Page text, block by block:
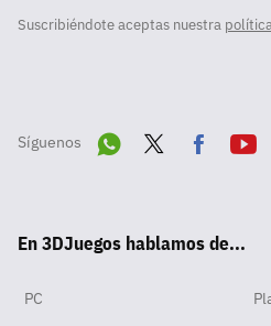
Suscribiéndote aceptas nuestra
Síguenos
pp
ok
En 3DJuegos hablamos de...
PC